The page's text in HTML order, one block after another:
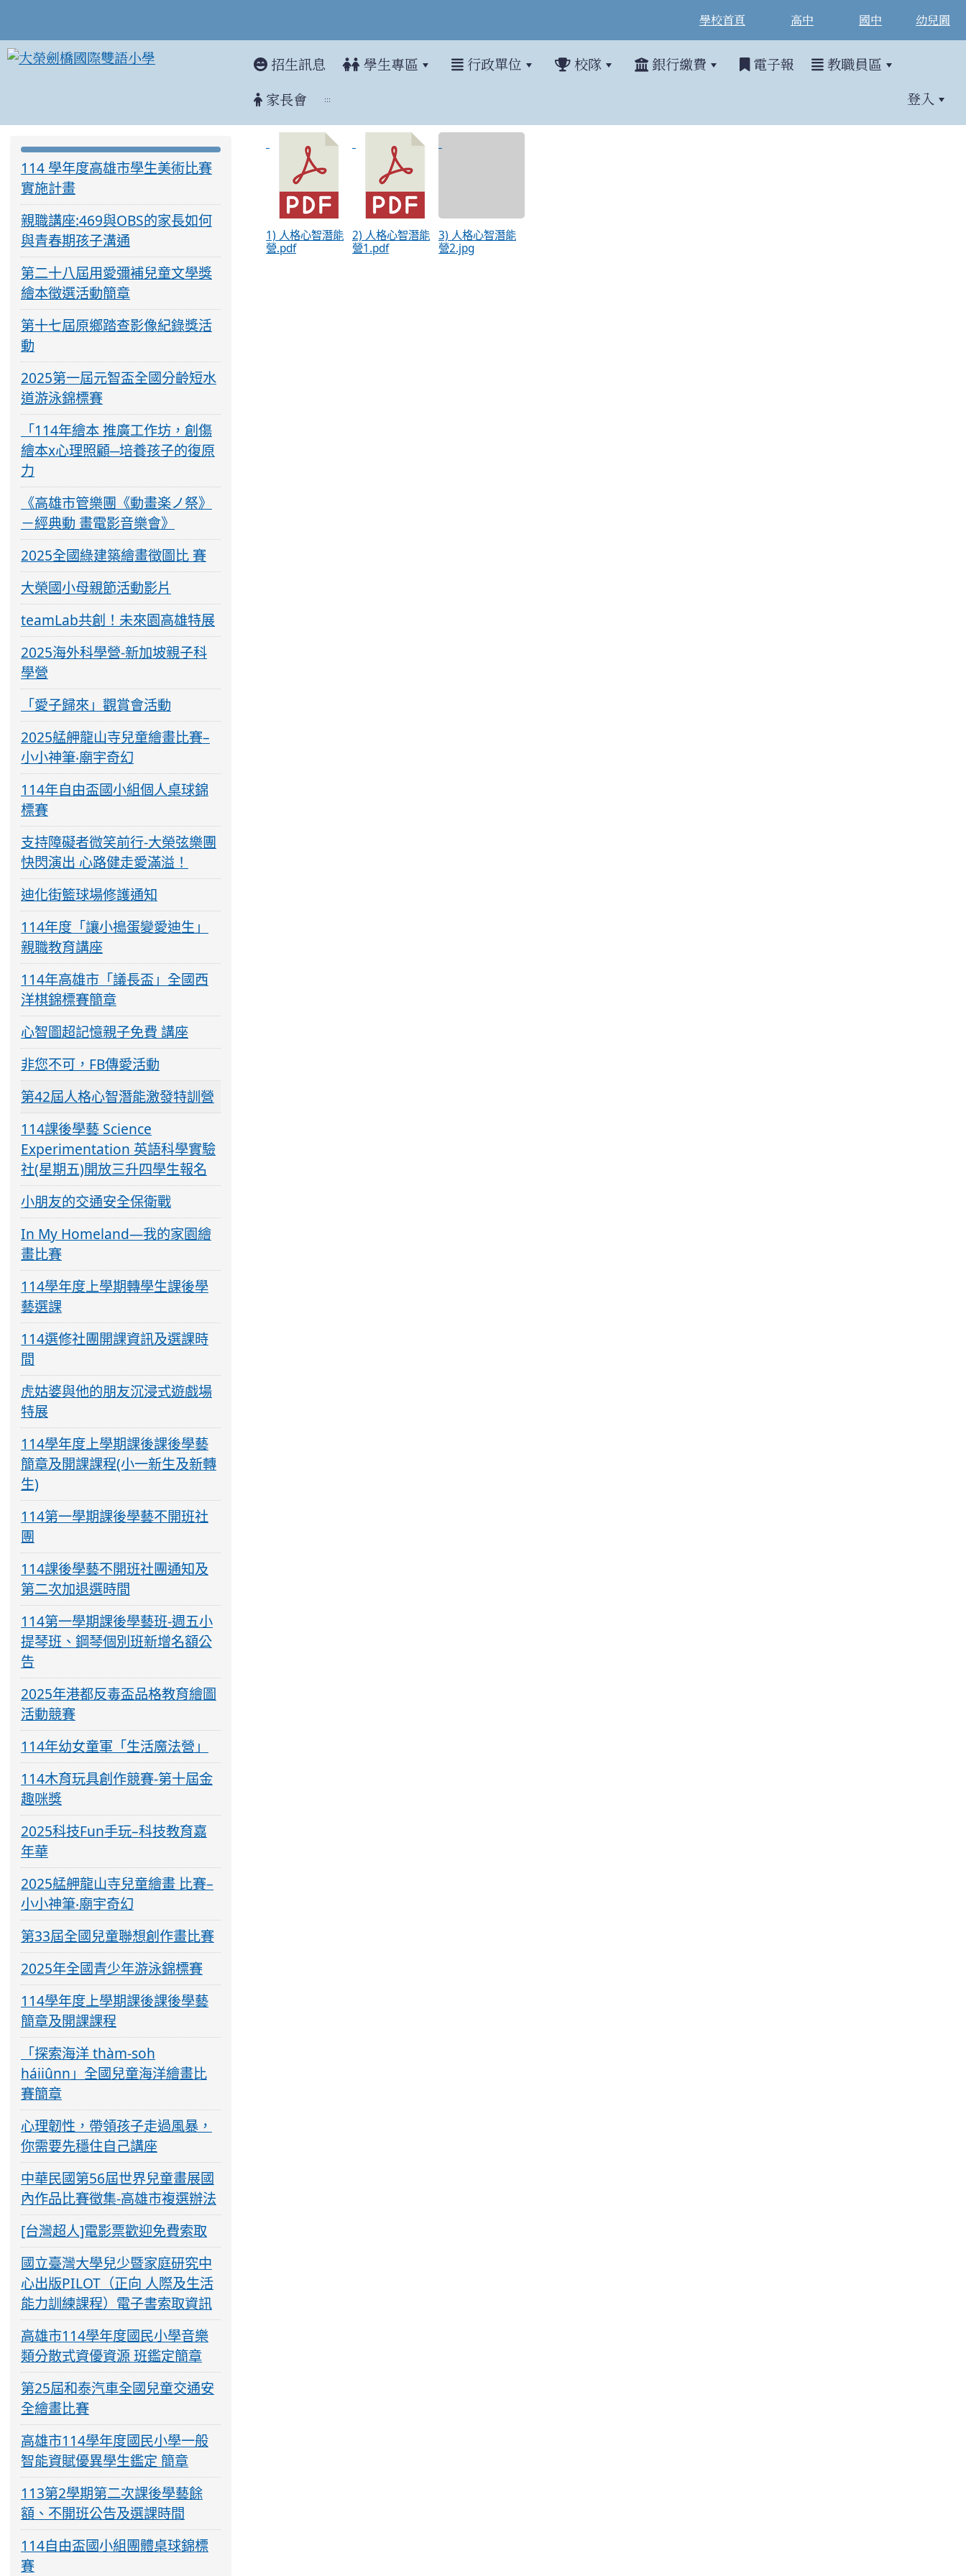
學校首頁 高中 國中 幼兒園
招生訊息 學生專區 行政單位 校隊 銀行繳費 電子報 教職員區
家長會 ::: 登入
第42屆人格心智潛能激發特訓營
1) 人格心智潛能
營.pdf
2) 人格心智潛能
營1.pdf
3) 人格心智潛能
營2.jpg
114 學年度高雄市學生美術比賽
實施計畫
親職講座:469與OBS的家長如何
與青春期孩子溝通
第二十八屆用愛彌補兒童文學獎
繪本徵選活動簡章
第十七屆原鄉踏查影像紀錄獎活
動
2025第一屆元智盃全國分齡短水
道游泳錦標賽
「114年繪本 推廣工作坊，創傷
繪本x心理照顧─培養孩子的復原
力
《高雄市管樂團《動畫楽ノ祭》
－經典動 畫電影音樂會》
2025全國綠建築繪畫徵圖比 賽
大榮國小母親節活動影片
teamLab共創！未來園高雄特展
2025海外科學營-新加坡親子科
學營
「愛子歸來」觀賞會活動
2025艋舺龍山寺兒童繪畫比賽–
小小神筆‧廟宇奇幻
114年自由盃國小組個人桌球錦
標賽
支持障礙者微笑前行-大榮弦樂團
快閃演出 心路健走愛滿溢！
迪化街籃球場修護通知
114年度「讓小搗蛋變愛迪生」
親職教育講座
114年高雄市「議長盃」全國西
洋棋錦標賽簡章
心智圖超記憶親子免費 講座
非您不可，FB傳愛活動
第42屆人格心智潛能激發特訓營
114課後學藝 Science
Experimentation 英語科學實驗
社(星期五)開放三升四學生報名
小朋友的交通安全保衛戰
In My Homeland—我的家園繪
畫比賽
114學年度上學期轉學生課後學
藝選課
114選修社團開課資訊及選課時
間
虎姑婆與他的朋友沉浸式遊戲場
特展
114學年度上學期課後課後學藝
簡章及開課課程(小一新生及新轉
生)
114第一學期課後學藝不開班社
團
114課後學藝不開班社團通知及
第二次加退選時間
114第一學期課後學藝班-週五小
提琴班、鋼琴個別班新增名額公
告
2025年港都反毒盃品格教育繪圖
活動競賽
114年幼女童軍「生活魔法營」
114木育玩具創作競賽-第十屆金
趣咪獎
2025科技Fun手玩–科技教育嘉
年華
2025艋舺龍山寺兒童繪畫 比賽–
小小神筆‧廟宇奇幻
第33屆全國兒童聯想創作畫比賽
2025年全國青少年游泳錦標賽
114學年度上學期課後課後學藝
簡章及開課課程
「探索海洋 thàm-soh
háiiûnn」全國兒童海洋繪畫比
賽簡章
心理韌性，帶領孩子走過風暴，
你需要先穩住自己講座
中華民國第56屆世界兒童畫展國
內作品比賽徵集-高雄市複選辦法
[台灣超人]電影票歡迎免費索取
國立臺灣大學兒少暨家庭研究中
心出版PILOT（正向 人際及生活
能力訓練課程）電子書索取資訊
高雄市114學年度國民小學音樂
類分散式資優資源 班鑑定簡章
第25屆和泰汽車全國兒童交通安
全繪畫比賽
高雄市114學年度國民小學一般
智能資賦優異學生鑑定 簡章
113第2學期第二次課後學藝餘
額、不開班公告及選課時間
114自由盃國小組團體桌球錦標
賽